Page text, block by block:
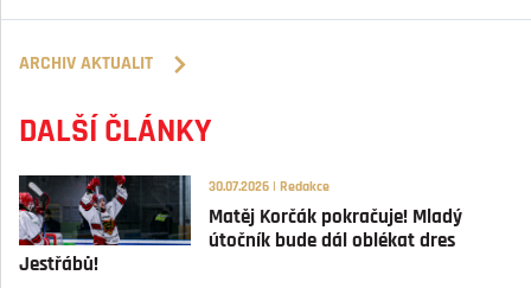
ARCHIV AKTUALIT
DALŠÍ ČLÁNKY
30.07.2026 | Redakce
Matěj Korčák pokračuje! Mladý
útočník bude dál oblékat dres
Jestřábů!